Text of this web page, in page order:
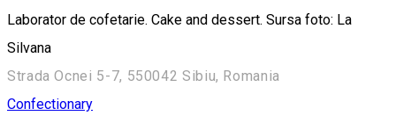
Laborator de cofetarie. Cake and dessert. Sursa foto: La
Silvana
Strada Ocnei 5-7, 550042 Sibiu, Romania
Confectionary